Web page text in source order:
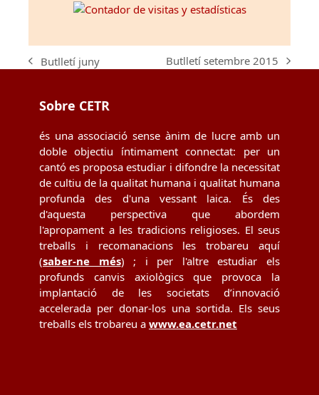
previous
Butlletí juny
next
Butlletí setembre 2015
Sobre CETR
és una associació sense ànim de lucre amb un
doble objectiu íntimament connectat: per un
cantó es proposa estudiar i difondre la necessitat
de cultiu de la qualitat humana i qualitat humana
profunda des d'una vessant laica. És des
d'aquesta perspectiva que abordem
l'apropament a les tradicions religioses. El seus
treballs i recomanacions les trobareu aquí
(saber-ne més) ; i per l'altre estudiar els
profunds canvis axiològics que provoca la
implantació de les societats d’innovació
accelerada per donar-los una sortida. Els seus
treballs els trobareu a www.ea.cetr.net